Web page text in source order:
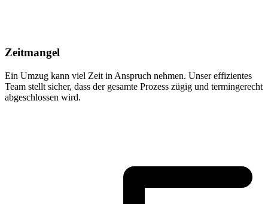
Zeitmangel
Ein Umzug kann viel Zeit in Anspruch nehmen. Unser effizientes
Team stellt sicher, dass der gesamte Prozess zügig und termingerecht
abgeschlossen wird.